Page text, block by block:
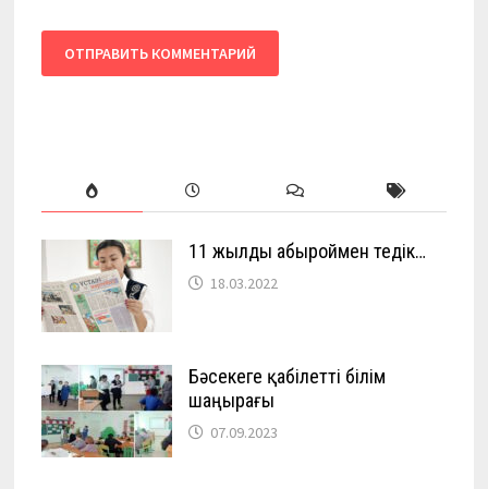
11 жылды абыроймен өтедік…
18.03.2022
Бәсекеге қабілетті білім
шаңырағы
07.09.2023